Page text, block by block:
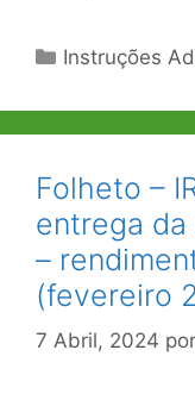
Categorias
Instruções
Folheto –
entrega
–
(fevereiro
7 Abril, 2024 por